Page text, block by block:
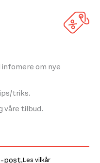
infomere om nye
triks.
våre tilbud.
post.Les vilkår